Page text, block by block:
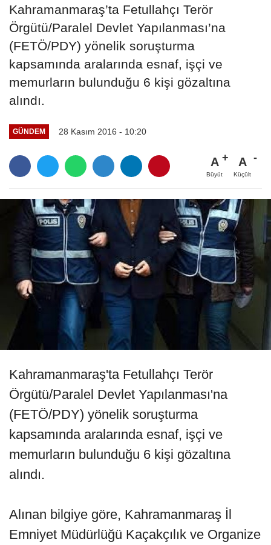
Kahramanmaraş’ta Fetullahçı Terör
Örgütü/Paralel Devlet Yapılanması’na
(FETÖ/PDY) yönelik soruşturma
kapsamında aralarında esnaf, işçi ve
memurların bulunduğu 6 kişi gözaltına
alındı.
GÜNDEM 28 Kasım 2016 - 10:20
A
Büyüt
A
Küçült
Kahramanmaraş'ta Fetullahçı Terör
Örgütü/Paralel Devlet Yapılanması'na
(FETÖ/PDY) yönelik soruşturma
kapsamında aralarında esnaf, işçi ve
memurların bulunduğu 6 kişi gözaltına
alındı.
Alınan bilgiye göre, Kahramanmaraş İl
Emniyet Müdürlüğü Kaçakçılık ve Organize